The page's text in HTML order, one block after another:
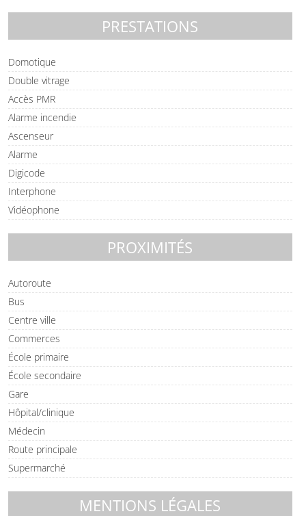
PRESTATIONS
Domotique
Double vitrage
Accès PMR
Alarme incendie
Ascenseur
Alarme
Digicode
Interphone
Vidéophone
PROXIMITÉS
Autoroute
Bus
Centre ville
Commerces
École primaire
École secondaire
Gare
Hôpital/clinique
Médecin
Route principale
Supermarché
MENTIONS LÉGALES